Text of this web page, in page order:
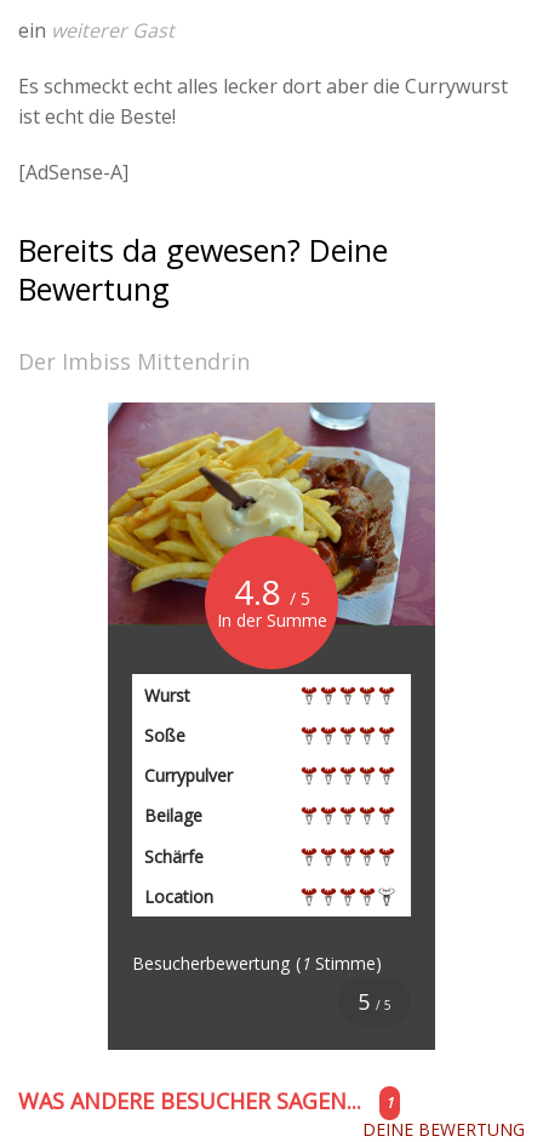
ein weiterer Gast
Es schmeckt echt alles lecker dort aber die Currywurst
ist echt die Beste!
[AdSense-A]
Bereits da gewesen? Deine
Bewertung
Der Imbiss Mittendrin
4.8 / 5
In der Summe
Wurst
Soße
Currypulver
Beilage
Schärfe
Location
Besucherbewertung (1 Stimme)
5 / 5
WAS ANDERE BESUCHER SAGEN... 1
DEINE BEWERTUNG